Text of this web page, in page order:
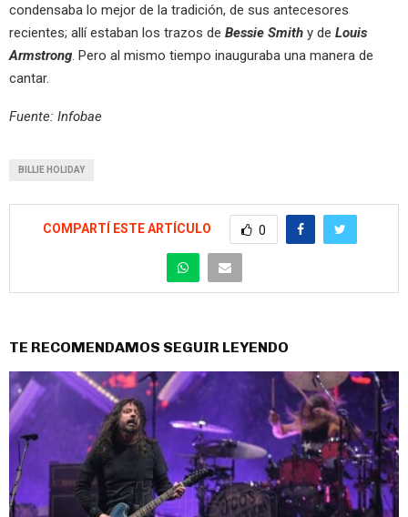
condensaba lo mejor de la tradición, de sus antecesores
recientes; allí estaban los trazos de Bessie Smith y de Louis
Armstrong. Pero al mismo tiempo inauguraba una manera de
cantar.
Fuente: Infobae
BILLIE HOLIDAY
COMPARTÍ ESTE ARTÍCULO 0
TE RECOMENDAMOS SEGUIR LEYENDO